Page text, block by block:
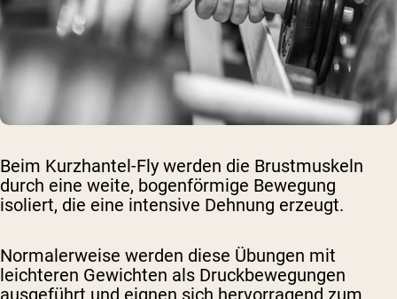
Beim Kurzhantel-Fly werden die Brustmuskeln
durch eine weite, bogenförmige Bewegung
isoliert, die eine intensive Dehnung erzeugt.
Normalerweise werden diese Übungen mit
leichteren Gewichten als Druckbewegungen
ausgeführt und eignen sich hervorragend zum